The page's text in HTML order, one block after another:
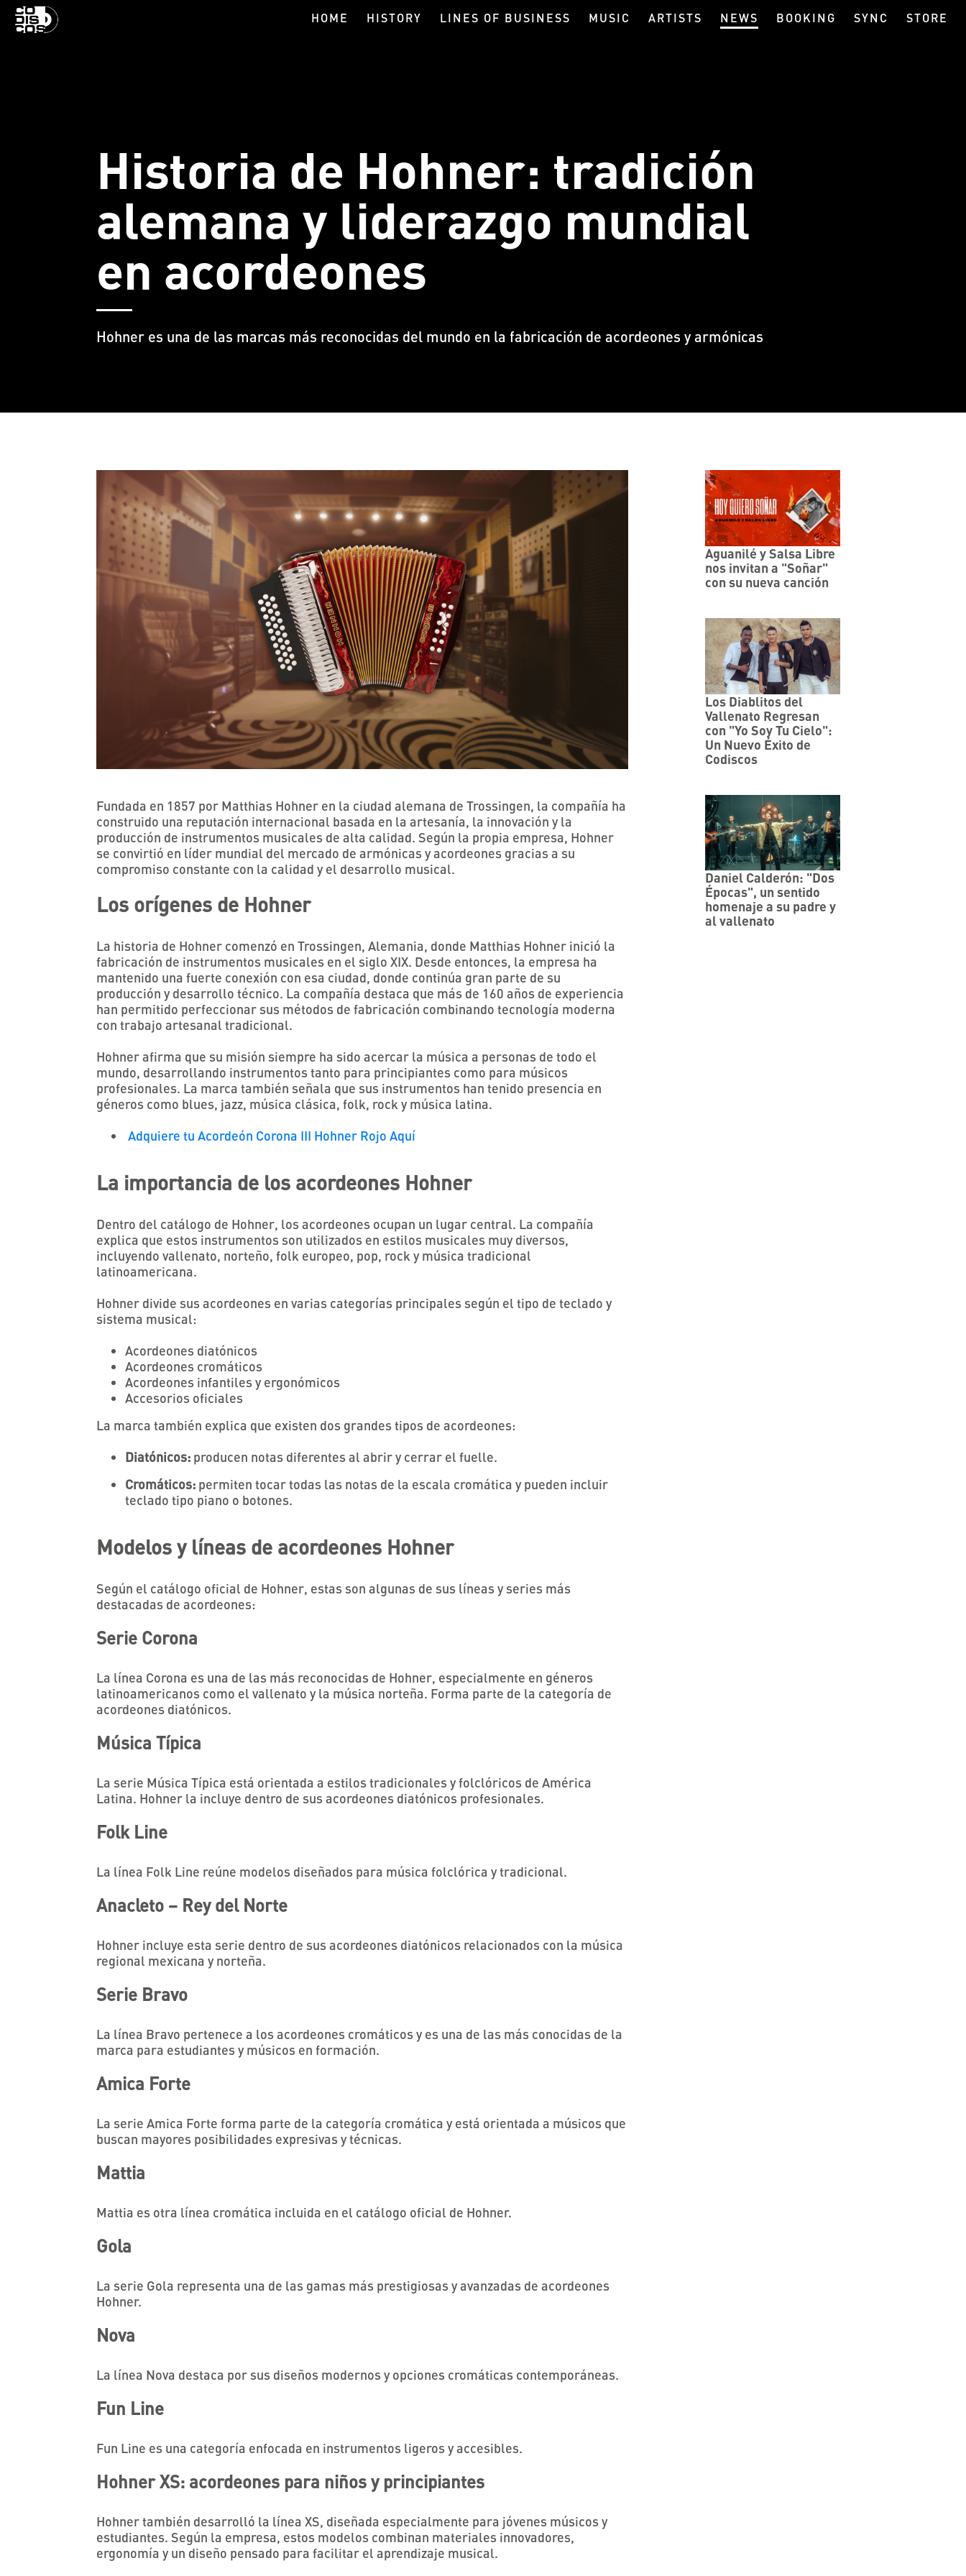
HOME HISTORY LINES OF BUSINESS MUSIC ARTISTS NEWS BOOKING SYNC STORE
Historia de Hohner: tradición
alemana y liderazgo mundial
en acordeones
Hohner es una de las marcas más reconocidas del mundo en la fabricación de acordeones y armónicas
Fundada en 1857 por Matthias Hohner en la ciudad alemana de Trossingen, la compañía ha
construido una reputación internacional basada en la artesanía, la innovación y la
producción de instrumentos musicales de alta calidad. Según la propia empresa, Hohner
se convirtió en líder mundial del mercado de armónicas y acordeones gracias a su
compromiso constante con la calidad y el desarrollo musical.
Los orígenes de Hohner
La historia de Hohner comenzó en Trossingen, Alemania, donde Matthias Hohner inició la
fabricación de instrumentos musicales en el siglo XIX. Desde entonces, la empresa ha
mantenido una fuerte conexión con esa ciudad, donde continúa gran parte de su
producción y desarrollo técnico. La compañía destaca que más de 160 años de experiencia
han permitido perfeccionar sus métodos de fabricación combinando tecnología moderna
con trabajo artesanal tradicional.
Hohner afirma que su misión siempre ha sido acercar la música a personas de todo el
mundo, desarrollando instrumentos tanto para principiantes como para músicos
profesionales. La marca también señala que sus instrumentos han tenido presencia en
géneros como blues, jazz, música clásica, folk, rock y música latina.
Adquiere tu Acordeón Corona III Hohner Rojo Aquí
La importancia de los acordeones Hohner
Dentro del catálogo de Hohner, los acordeones ocupan un lugar central. La compañía
explica que estos instrumentos son utilizados en estilos musicales muy diversos,
incluyendo vallenato, norteño, folk europeo, pop, rock y música tradicional
latinoamericana.
Hohner divide sus acordeones en varias categorías principales según el tipo de teclado y
sistema musical:
Acordeones diatónicos
Acordeones cromáticos
Acordeones infantiles y ergonómicos
Accesorios oficiales
La marca también explica que existen dos grandes tipos de acordeones:
Diatónicos: producen notas diferentes al abrir y cerrar el fuelle.
Cromáticos: permiten tocar todas las notas de la escala cromática y pueden incluir
teclado tipo piano o botones.
Modelos y líneas de acordeones Hohner
Según el catálogo oficial de Hohner, estas son algunas de sus líneas y series más
destacadas de acordeones:
Serie Corona
La línea Corona es una de las más reconocidas de Hohner, especialmente en géneros
latinoamericanos como el vallenato y la música norteña. Forma parte de la categoría de
acordeones diatónicos.
Música Típica
La serie Música Típica está orientada a estilos tradicionales y folclóricos de América
Latina. Hohner la incluye dentro de sus acordeones diatónicos profesionales.
Folk Line
La línea Folk Line reúne modelos diseñados para música folclórica y tradicional.
Anacleto – Rey del Norte
Hohner incluye esta serie dentro de sus acordeones diatónicos relacionados con la música
regional mexicana y norteña.
Serie Bravo
La línea Bravo pertenece a los acordeones cromáticos y es una de las más conocidas de la
marca para estudiantes y músicos en formación.
Amica Forte
La serie Amica Forte forma parte de la categoría cromática y está orientada a músicos que
buscan mayores posibilidades expresivas y técnicas.
Mattia
Mattia es otra línea cromática incluida en el catálogo oficial de Hohner.
Gola
La serie Gola representa una de las gamas más prestigiosas y avanzadas de acordeones
Hohner.
Nova
La línea Nova destaca por sus diseños modernos y opciones cromáticas contemporáneas.
Fun Line
Fun Line es una categoría enfocada en instrumentos ligeros y accesibles.
Hohner XS: acordeones para niños y principiantes
Hohner también desarrolló la línea XS, diseñada especialmente para jóvenes músicos y
estudiantes. Según la empresa, estos modelos combinan materiales innovadores,
ergonomía y un diseño pensado para facilitar el aprendizaje musical.
Aguanilé y Salsa Libre
nos invitan a "Soñar"
con su nueva canción
Los Diablitos del
Vallenato Regresan
con "Yo Soy Tu Cielo":
Un Nuevo Éxito de
Codiscos
Daniel Calderón: "Dos
Épocas", un sentido
homenaje a su padre y
al vallenato